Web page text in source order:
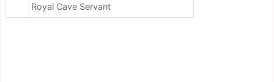
Royal Cave Servant